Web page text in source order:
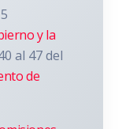
y la
al 47 del
de